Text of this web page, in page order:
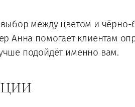
выбор между цветом и
Анна помогает клиентам
подойдёт именно вам.